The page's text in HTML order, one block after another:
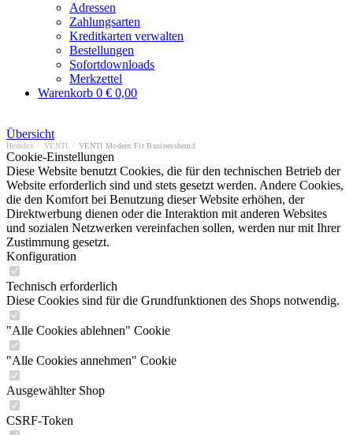
Adressen
Zahlungsarten
Kreditkarten verwalten
Bestellungen
Sofortdownloads
Merkzettel
Warenkorb 0 € 0,00
Übersicht
Hemden VENTI VENTI Modern Fit Businesshemd
Cookie-Einstellungen
Diese Website benutzt Cookies, die für den technischen Betrieb der
Website erforderlich sind und stets gesetzt werden. Andere Cookies,
die den Komfort bei Benutzung dieser Website erhöhen, der
Direktwerbung dienen oder die Interaktion mit anderen Websites
und sozialen Netzwerken vereinfachen sollen, werden nur mit Ihrer
Zustimmung gesetzt.
Konfiguration
Technisch erforderlich
Diese Cookies sind für die Grundfunktionen des Shops notwendig.
"Alle Cookies ablehnen" Cookie
"Alle Cookies annehmen" Cookie
Ausgewählter Shop
CSRF-Token